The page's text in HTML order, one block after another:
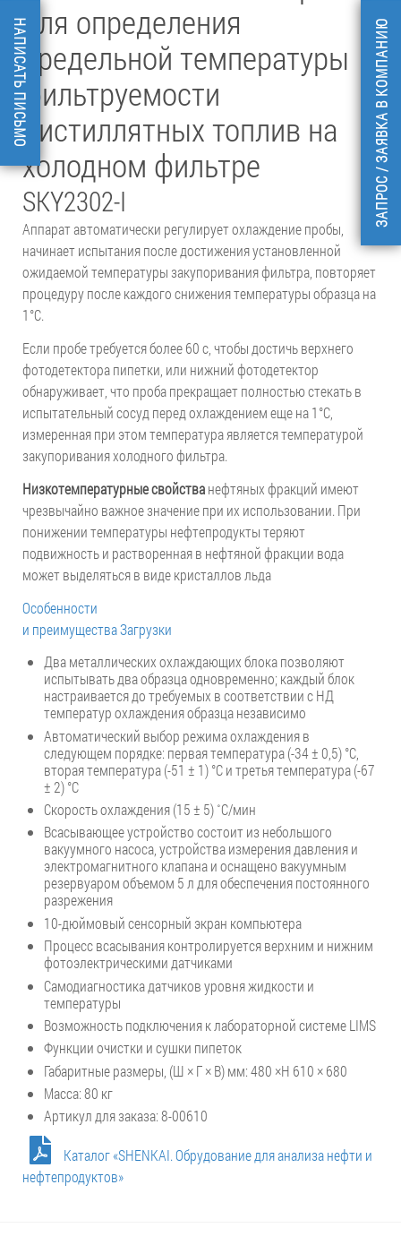
для определения
предельной температуры
фильтруемости
дистиллятных топлив на
холодном фильтре
SKY2302-I
Аппарат автоматически регулирует охлаждение пробы,
начинает испытания после достижения установленной
ожидаемой температуры закупоривания фильтра, повторяет
процедуру после каждого снижения температуры образца на
1°С.
Если пробе требуется более 60 с, чтобы достичь верхнего
фотодетектора пипетки, или нижний фотодетектор
обнаруживает, что проба прекращает полностью стекать в
испытательный сосуд перед охлаждением еще на 1°С,
измеренная при этом температура является температурой
закупоривания холодного фильтра.
Низкотемпературные свойстванефтяных фракций имеют
чрезвычайно важное значение при их использовании. При
понижении температуры нефтепродукты теряют
подвижность и растворенная в нефтяной фракции вода
может выделяться в виде кристаллов льда
Особенности
и преимуществаЗагрузки
Два металлических охлаждающих блока позволяют
испытывать два образца одновременно; каждый блок
настраивается до требуемых в соответствии с НД
температур охлаждения образца независимо
Автоматический выбор режима охлаждения в
следующем порядке: первая температура (-34 ± 0,5) °C,
вторая температура (-51 ± 1) °C и третья температура (-67
± 2) °C
Скорость охлаждения (15 ± 5) ˚С/мин
Всасывающее устройство состоит из небольшого
вакуумного насоса, устройства измерения давления и
электромагнитного клапана и оснащено вакуумным
резервуаром объемом 5 л для обеспечения постоянного
разрежения
10-дюймовый сенсорный экран компьютера
Процесс всасывания контролируется верхним и нижним
фотоэлектрическими датчиками
Самодиагностика датчиков уровня жидкости и
температуры
Возможность подключения к лабораторной системе LIMS
Функции очистки и сушки пипеток
Габаритные размеры, (Ш × Г × В) мм: 480 ×H 610 × 680
Масса: 80 кг
Артикул для заказа: 8-00610
Каталог «SHENKAI. Обрудование для анализа нефти и
нефтепродуктов»
ЗАПРОС / ЗАЯВКА В КОМПАНИЮ
НАПИСАТЬ ПИСЬМО